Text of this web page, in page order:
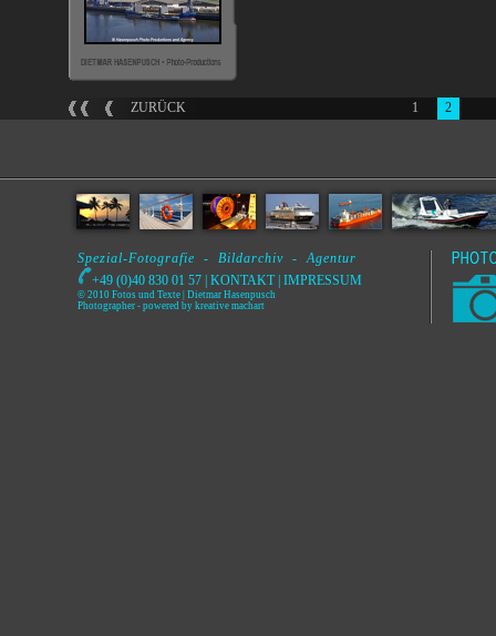
ZURÜCK 1 2
Spezial-Fotografie - Bildarchiv - Agentur
+49 (0)40 830 01 57 | KONTAKT| IMPRESSUM
© 2010 Fotos und Texte | Dietmar Hasenpusch
Photographer - powered by kreative machart